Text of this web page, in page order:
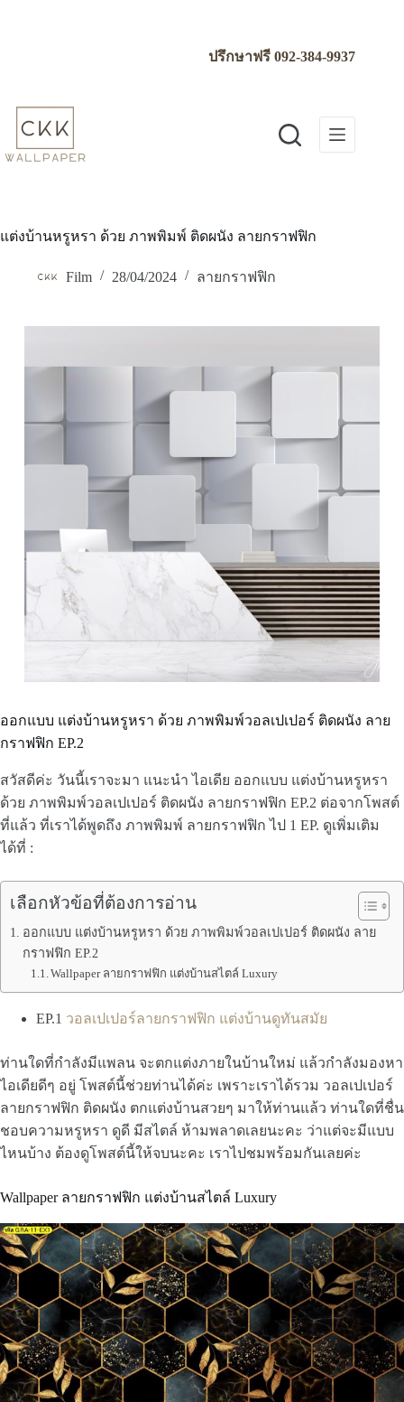
ปรึกษาฟรี092-384-9937
แต่งบ้านหรูหรา ด้วย ภาพพิมพ์ ติดผนัง ลายกราฟฟิก
Film 28/04/2024 ลายกราฟฟิก
ออกแบบ แต่งบ้านหรูหรา ด้วย ภาพพิมพ์วอลเปเปอร์ ติดผนัง ลาย
กราฟฟิก EP.2
สวัสดีค่ะ วันนี้เราจะมา แนะนำ ไอเดีย ออกแบบ แต่งบ้านหรูหรา
ด้วย ภาพพิมพ์วอลเปเปอร์ ติดผนัง ลายกราฟฟิก EP.2 ต่อจากโพสต์
ที่แล้ว ที่เราได้พูดถึง ภาพพิมพ์ ลายกราฟฟิก ไป 1 EP. ดูเพิ่มเติม
ได้ที่ :
เลือกหัวข้อที่ต้องการอ่าน
ออกแบบ แต่งบ้านหรูหรา ด้วย ภาพพิมพ์วอลเปเปอร์ ติดผนัง ลาย
กราฟฟิก EP.2
Wallpaper ลายกราฟฟิก แต่งบ้านสไตล์ Luxury
EP.1 วอลเปเปอร์ลายกราฟฟิก แต่งบ้านดูทันสมัย
ท่านใดที่กำลังมีแพลน จะตกแต่งภายในบ้านใหม่ แล้วกำลังมองหา
ไอเดียดีๆ อยู่ โพสต์นี้ช่วยท่านได้ค่ะ เพราะเราได้รวม วอลเปเปอร์
ลายกราฟฟิก ติดผนัง ตกแต่งบ้านสวยๆ มาให้ท่านแล้ว ท่านใดที่ชื่น
ชอบความหรูหรา ดูดี มีสไตล์ ห้ามพลาดเลยนะคะ ว่าแต่จะมีแบบ
ไหนบ้าง ต้องดูโพสต์นี้ให้จบนะคะ เราไปชมพร้อมกันเลยค่ะ
Wallpaper ลายกราฟฟิก แต่งบ้านสไตล์ Luxury